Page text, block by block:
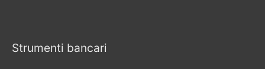
Strumenti bancari